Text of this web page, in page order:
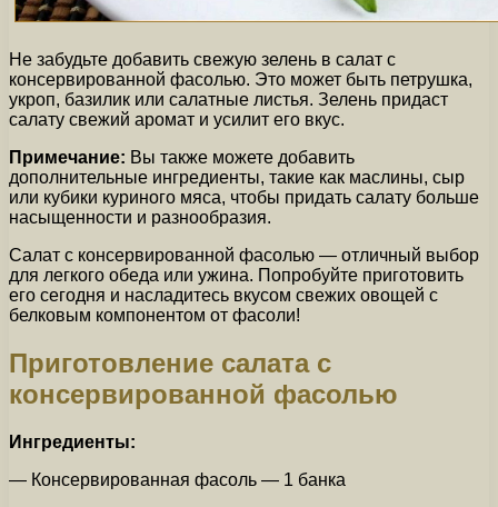
Не забудьте добавить свежую зелень в салат с
консервированной фасолью. Это может быть петрушка,
укроп, базилик или салатные листья. Зелень придаст
салату свежий аромат и усилит его вкус.
Примечание: Вы также можете добавить
дополнительные ингредиенты, такие как маслины, сыр
или кубики куриного мяса, чтобы придать салату больше
насыщенности и разнообразия.
Салат с консервированной фасолью — отличный выбор
для легкого обеда или ужина. Попробуйте приготовить
его сегодня и насладитесь вкусом свежих овощей с
белковым компонентом от фасоли!
Приготовление салата с
консервированной фасолью
Ингредиенты:
— Консервированная фасоль — 1 банка